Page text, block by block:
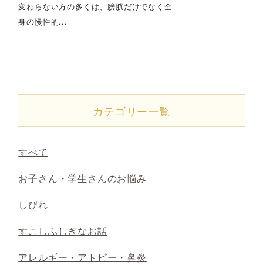
変わらない方の多くは、膀胱だけでなく全
身の慢性的...
カテゴリー一覧
すべて
お子さん・学生さんのお悩み
しびれ
すこしふしぎなお話
アレルギー・アトピー・鼻炎